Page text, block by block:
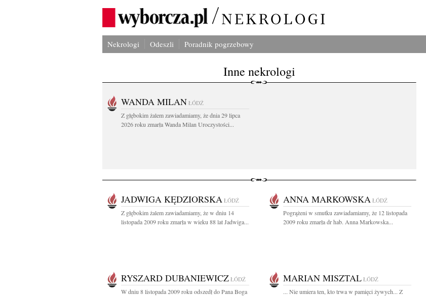
Nekrologi Odeszli Poradnik pogrzebowy
Inne nekrologi
WANDA MILAN ŁÓDŹ
Z głębokim żalem zawiadamiamy, że dnia 29 lipca
2026 roku zmarła Wanda Milan Uroczystości...
JADWIGA KĘDZIORSKA ŁÓDŹ
Z głębokim żalem zawiadamiamy, że w dniu 14
listopada 2009 roku zmarła w wieku 88 lat Jadwiga...
ANNA MARKOWSKA ŁÓDŹ
Pogrążeni w smutku zawiadamiamy, że 12 listopada
2009 roku zmarła dr hab. Anna Markowska...
RYSZARD DUBANIEWICZ ŁÓDŹ
W dniu 8 listopada 2009 roku odszedł do Pana Boga
MARIAN MISZTAL ŁÓDŹ
... Nie umiera ten, kto trwa w pamięci żywych... Z